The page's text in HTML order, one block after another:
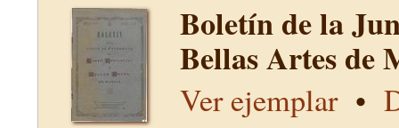
Boletín de la
Bellas Artes
Ver ejemplar•